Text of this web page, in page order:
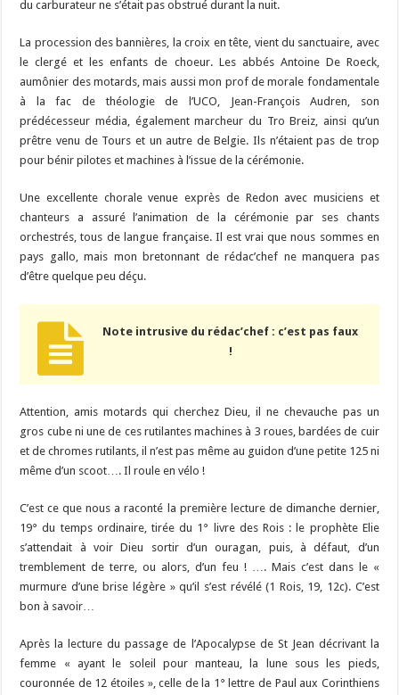
du carburateur ne s’était pas obstrué durant la nuit.
La procession des bannières, la croix en tête, vient du sanctuaire, avec
le clergé et les enfants de choeur. Les abbés Antoine De Roeck,
aumônier des motards, mais aussi mon prof de morale fondamentale
à la fac de théologie de l’UCO, Jean-François Audren, son
prédécesseur média, également marcheur du Tro Breiz, ainsi qu’un
prêtre venu de Tours et un autre de Belgie. Ils n’étaient pas de trop
pour bénir pilotes et machines à l’issue de la cérémonie.
Une excellente chorale venue exprès de Redon avec musiciens et
chanteurs a assuré l’animation de la cérémonie par ses chants
orchestrés, tous de langue française. Il est vrai que nous sommes en
pays gallo, mais mon bretonnant de rédac’chef ne manquera pas
d’être quelque peu déçu.
Note intrusive du rédac’chef : c’est pas faux
!
Attention, amis motards qui cherchez Dieu, il ne chevauche pas un
gros cube ni une de ces rutilantes machines à 3 roues, bardées de cuir
et de chromes rutilants, il n’est pas même au guidon d’une petite 125 ni
même d’un scoot…. Il roule en vélo !
C’est ce que nous a raconté la première lecture de dimanche dernier,
19° du temps ordinaire, tirée du 1° livre des Rois : le prophète Elie
s’attendait à voir Dieu sortir d’un ouragan, puis, à défaut, d’un
tremblement de terre, ou alors, d’un feu ! …. Mais c’est dans le «
murmure d’une brise légère » qu’il s’est révélé (1 Rois, 19, 12c). C’est
bon à savoir…
Après la lecture du passage de l’Apocalypse de St Jean décrivant la
femme « ayant le soleil pour manteau, la lune sous les pieds,
couronnée de 12 étoiles », celle de la 1° lettre de Paul aux Corinthiens